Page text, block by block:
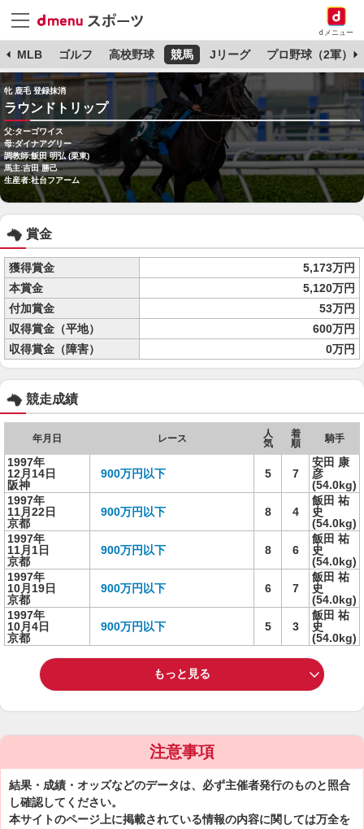
dメニュー
MLB ゴルフ 高校野球 競馬 Jリーグ プロ野球（2軍）
牝 鹿毛 登録抹消
ラウンドトリップ
父:ターゴワイス
母:ダイナアグリー
調教師:飯田 明弘 (栗東)
馬主:吉田 勝己
生産者:社台フアーム
賞金
獲得賞金
5,173万円
本賞金
5,120万円
付加賞金
53万円
収得賞金（平地）
600万円
収得賞金（障害）
0万円
競走成績
年月日 レース
人
気
着
順
騎手
1997年
12月14日
阪神
900万円以下 5 7
安田 康
彦
(54.0kg)
1997年
11月22日
京都
900万円以下 8 4
飯田 祐
史
(54.0kg)
1997年
11月1日
京都
900万円以下 8 6
飯田 祐
史
(54.0kg)
1997年
10月19日
京都
900万円以下 6 7
飯田 祐
史
(54.0kg)
1997年
10月4日
京都
900万円以下 5 3
飯田 祐
史
(54.0kg)
もっと見る
注意事項
結果・成績・オッズなどのデータは、必ず主催者発行のものと照合
し確認してください。
本サイトのページ上に掲載されている情報の内容に関しては万全を